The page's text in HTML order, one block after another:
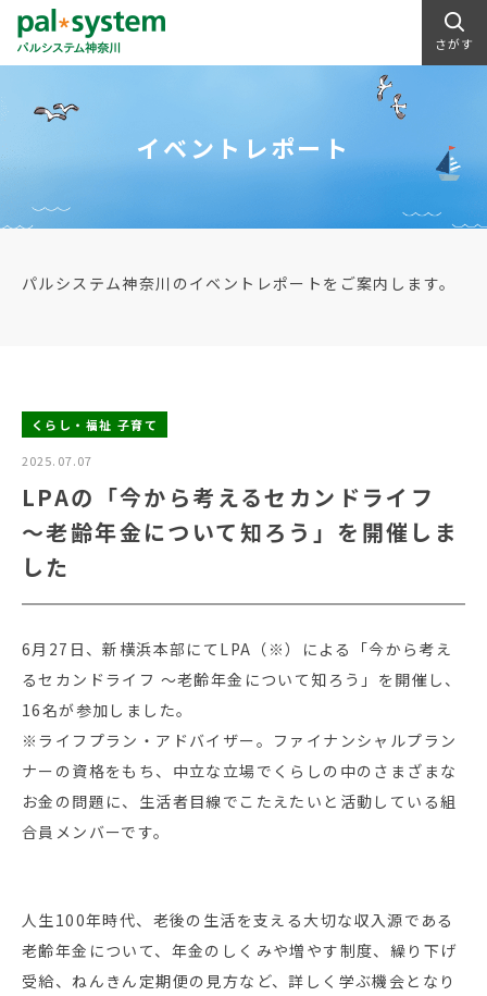
さがす
イベントレポート
パルシステム神奈川のイベントレポートをご案内します。
くらし・福祉 子育て
2025.07.07
LPAの「今から考えるセカンドライフ
～老齢年金について知ろう」を開催しま
した
6月27日、新横浜本部にてLPA（※）による「今から考え
るセカンドライフ ～老齢年金について知ろう」を開催し、
16名が参加しました。
※ライフプラン・アドバイザー。ファイナンシャルプラン
ナーの資格をもち、中立な立場でくらしの中のさまざまな
お金の問題に、生活者目線でこたえたいと活動している組
合員メンバーです。
人生100年時代、老後の生活を支える大切な収入源である
老齢年金について、年金のしくみや増やす制度、繰り下げ
受給、ねんきん定期便の見方など、詳しく学ぶ機会となり